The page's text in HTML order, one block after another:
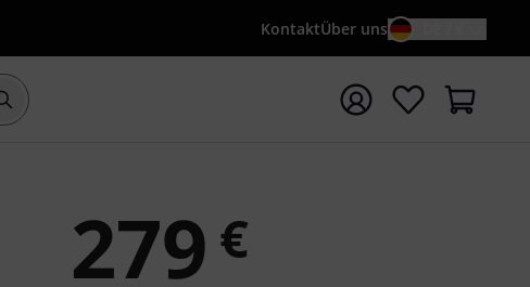
KontaktÜber uns
Suche mit Suchwort {searchTerm} starten
279 €